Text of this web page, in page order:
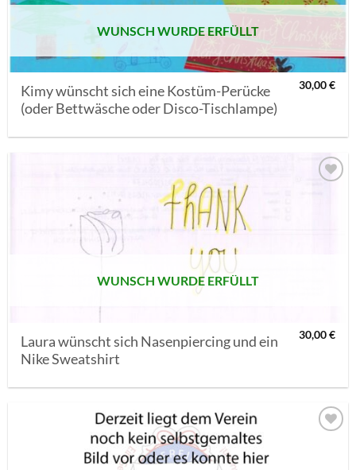
WUNSCH WURDE ERFÜLLT
Kimy wünscht sich eine Kostüm-Perücke
(oder Bettwäsche oder Disco-Tischlampe)
30,00€
WUNSCH WURDE ERFÜLLT
Laura wünscht sich Nasenpiercing und ein
Nike Sweatshirt
30,00€